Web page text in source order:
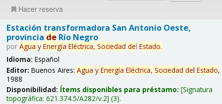
Hacer reserva
Estación transformadora San Antonio Oeste,
provincia deRío Negro
por Agua y Energía Eléctrica, Sociedad del Estado.
Idioma: Español
Editor: Buenos Aires: Agua y Energía Eléctrica, Sociedad del Estado,
1988
Disponibilidad: Ítems disponibles para préstamo: Signatura
topográfica: 621.374.5/A282/v.2 (3).